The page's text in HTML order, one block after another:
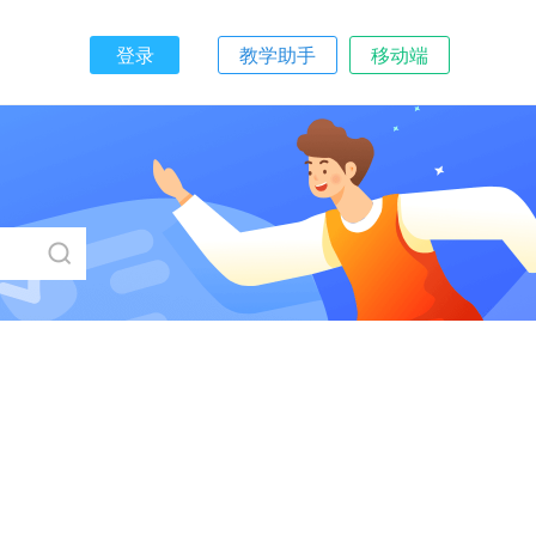
登录 教学助手 移动端